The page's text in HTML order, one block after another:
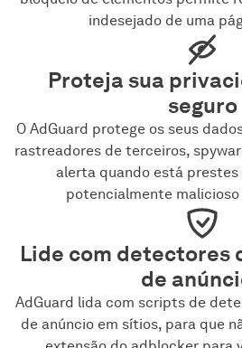
indesejado de uma
Proteja sua
seguro
O AdGuard protege os seus
rastreadores de terceiros,
alerta quando está
potencialmente malicioso
Lide com detectores
de
AdGuard lida com scripts de
de anúncio em sítios, para que